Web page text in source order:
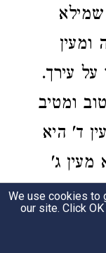
עירך.
ומטיב
ד' היא
ג'
על הארץ
פרי
We use cookies to
our site. Click